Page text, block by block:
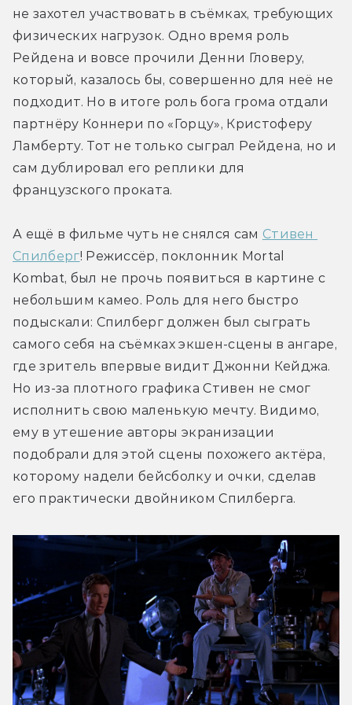
не захотел участвовать в съёмках, требующих
физических нагрузок. Одно время роль
Рейдена и вовсе прочили Денни Гловеру,
который, казалось бы, совершенно для неё не
подходит. Но в итоге роль бога грома отдали
партнёру Коннери по «Горцу», Кристоферу
Ламберту. Тот не только сыграл Рейдена, но и
сам дублировал его реплики для
французского проката.
А ещё в фильме чуть не снялся сам Стивен
Спилберг! Режиссёр, поклонник Mortal
Kombat, был не прочь появиться в картине с
небольшим камео. Роль для него быстро
подыскали: Спилберг должен был сыграть
самого себя на съёмках экшен-сцены в ангаре,
где зритель впервые видит Джонни Кейджа.
Но из-за плотного графика Стивен не смог
исполнить свою маленькую мечту. Видимо,
ему в утешение авторы экранизации
подобрали для этой сцены похожего актёра,
которому надели бейсболку и очки, сделав
его практически двойником Спилберга.